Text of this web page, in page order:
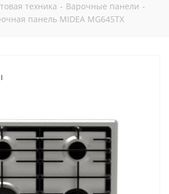
техника - Варочные панели -
панель MIDEA MG645TX